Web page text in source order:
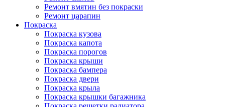
Ремонт вмятин без покраски
Ремонт царапин
Покраска
Покраска кузова
Покраска капота
Покраска порогов
Покраска крыши
Покраска бампера
Покраска двери
Покраска крыла
Покраска крышки багажника